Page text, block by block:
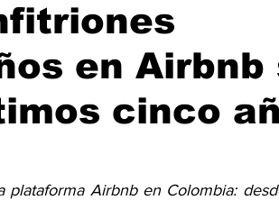
en Airbnb
cinco
plataforma Airbnb en Colombia: